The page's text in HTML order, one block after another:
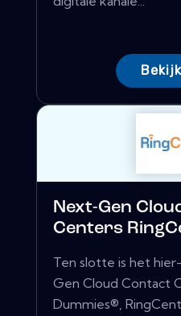
Next-Gen
Centers
Ten slotte is het
Gen Cloud Contact
Dummies®,